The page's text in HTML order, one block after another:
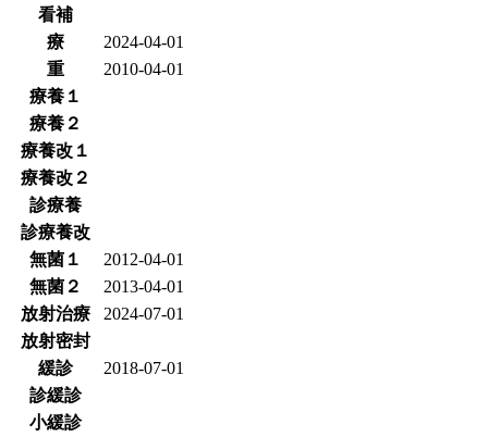
看補
療
2024-04-01
重
2010-04-01
療養１
療養２
療養改１
療養改２
診療養
診療養改
無菌１
2012-04-01
無菌２
2013-04-01
放射治療
2024-07-01
放射密封
緩診
2018-07-01
診緩診
小緩診